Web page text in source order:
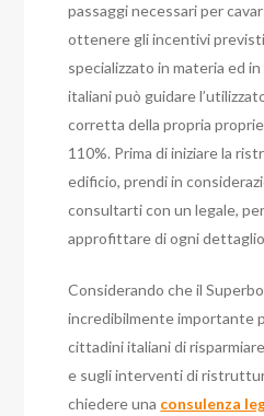
passaggi necessari per
ottenere gli incentivi
specializzato in materia ed
italiani può guidare
corretta della propria
110%. Prima di iniziare la
edificio, prendi in
consultarti con un legale,
approfittare di ogni
Considerando che il
incredibilmente importante
cittadini italiani di
e sugli interventi di
chiedere una consulenza